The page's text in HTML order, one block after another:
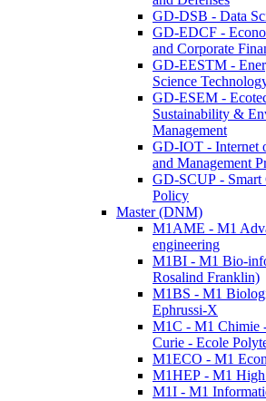
GD-DSB - Data
GD-EDCF -
and Corporate
GD-EESTM -
Science
GD-ESEM -
Sustainability &
Management
GD-IOT - Internet
and Management
GD-SCUP - Smart
Policy
Master (DNM)
M1AME - M1
engineering
M1BI - M1 Bio-
Rosalind Franklin)
M1BS - M1
Ephrussi-X
M1C - M1 Chimie
Curie - Ecole
M1ECO - M1
M1HEP - M1 High
M1I - M1